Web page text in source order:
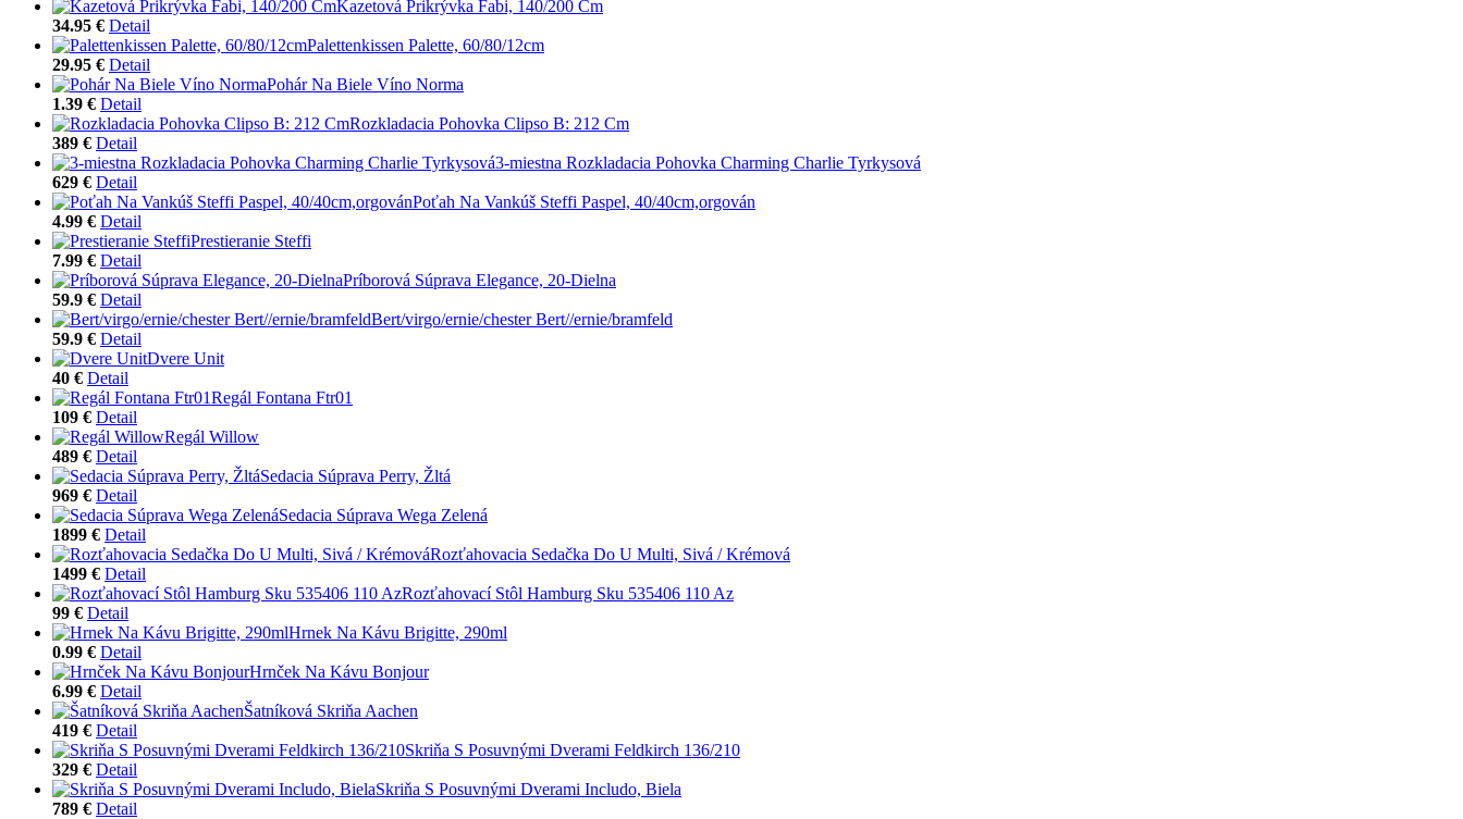
Kazetová Prikrývka Fabi, 140/200 Cm
34.95 € Detail
Palettenkissen Palette, 60/80/12cm
29.95 € Detail
Pohár Na Biele Víno Norma
1.39 € Detail
Rozkladacia Pohovka Clipso B: 212 Cm
389 € Detail
3-miestna Rozkladacia Pohovka Charming Charlie Tyrkysová
629 € Detail
Poťah Na Vankúš Steffi Paspel, 40/40cm,orgován
4.99 € Detail
Prestieranie Steffi
7.99 € Detail
Príborová Súprava Elegance, 20-Dielna
59.9 € Detail
Bert/virgo/ernie/chester Bert//ernie/bramfeld
59.9 € Detail
Dvere Unit
40 € Detail
Regál Fontana Ftr01
109 € Detail
Regál Willow
489 € Detail
Sedacia Súprava Perry, Žltá
969 € Detail
Sedacia Súprava Wega Zelená
1899 € Detail
Rozťahovacia Sedačka Do U Multi, Sivá / Krémová
1499 € Detail
Rozťahovací Stôl Hamburg Sku 535406 110 Az
99 € Detail
Hrnek Na Kávu Brigitte, 290ml
0.99 € Detail
Hrnček Na Kávu Bonjour
6.99 € Detail
Šatníková Skriňa Aachen
419 € Detail
Skriňa S Posuvnými Dverami Feldkirch 136/210
329 € Detail
Skriňa S Posuvnými Dverami Includo, Biela
789 € Detail